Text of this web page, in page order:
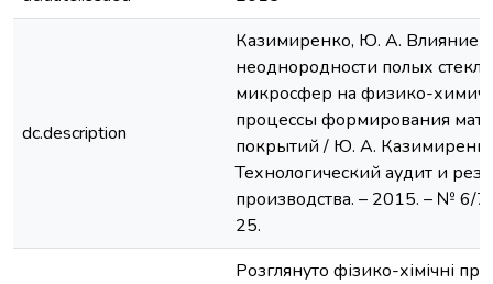
dc.description
Казимиренко, Ю. А. Влияние
неоднородности полых
микросфер на физико-
процессы формирования
покрытий / Ю. А.
Технологический аудит и
производства. – 2015. – № 6/7
25.
Розглянуто фізико-хімічні